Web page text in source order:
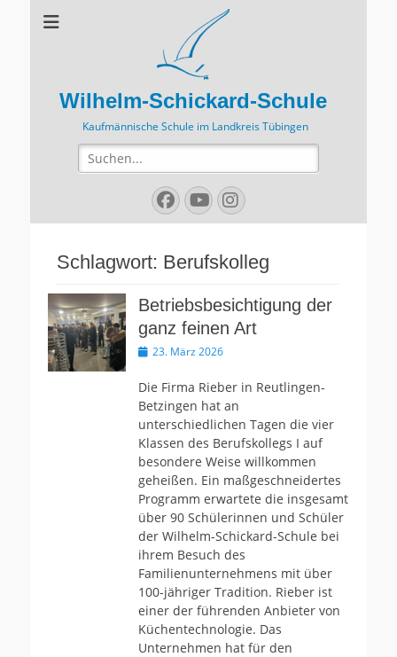
Wilhelm-Schickard-Schule
Kaufmännische Schule im Landkreis Tübingen
Suchen
nach:
Facebook
YouTube
Instagram
Schlagwort: Berufskolleg
Betriebsbesichtigung der
ganz feinen Art
Veröffentlicht
23. März 2026
Die Firma Rieber in Reutlingen-
Betzingen hat an
unterschiedlichen Tagen die vier
Klassen des Berufskollegs I auf
besondere Weise willkommen
geheißen. Ein maßgeschneidertes
Programm erwartete die insgesamt
über 90 Schülerinnen und Schüler
der Wilhelm-Schickard-Schule bei
ihrem Besuch des
Familienunternehmens mit über
100-jähriger Tradition. Rieber ist
einer der führenden Anbieter von
Küchentechnologie. Das
Unternehmen hat für den